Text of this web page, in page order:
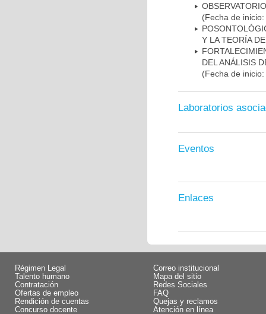
(Fecha de
Y LA TEORÍA
DEL ANÁLISIS
(Fecha de
Laboratorios
Eventos
Enlaces
Régimen Legal
Talento humano
Contratación
Ofertas de empleo
Rendición de cuentas
Concurso docente
Correo institucional
Mapa del sitio
Redes Sociales
FAQ
Quejas y reclamos
Atención en línea